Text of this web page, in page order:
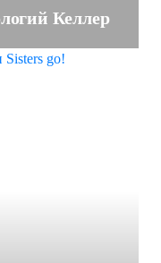
Келлер